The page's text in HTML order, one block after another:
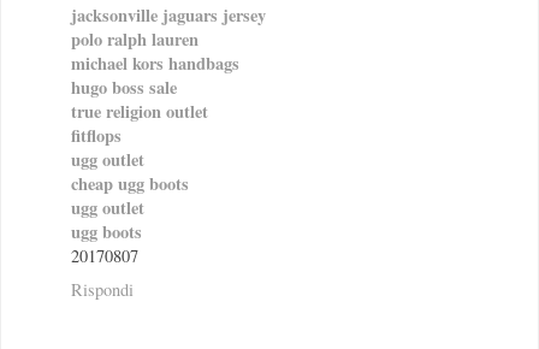
jacksonville jaguars jersey
polo ralph lauren
michael kors handbags
hugo boss sale
true religion outlet
fitflops
ugg outlet
cheap ugg boots
ugg outlet
ugg boots
20170807
Rispondi